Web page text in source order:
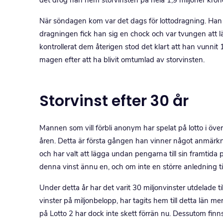
När söndagen kom var det dags för lottodragning.
dragningen fick han sig en chock och var tvungen att
kontrollerat dem återigen stod det klart att han vunnit
magen efter att ha blivit omtumlad av storvinsten.
Storvinst efter 30 år
Mannen som vill förbli anonym har spelat på lotto i
åren. Detta är första gången han vinner något
och har valt att lägga undan pengarna till sin framtida
denna vinst ännu en, och om inte en större anledning
Under detta år har det varit 30 miljonvinster utdelade
vinster på miljonbelopp, har tagits hem till detta län
på Lotto 2 har dock inte skett förrän nu. Dessutom